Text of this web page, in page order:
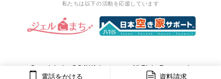
電話をかける 資料請求
私たちは以下の活動を応援しています
Copyright by OGAWA-koumuten All Right Reserved.